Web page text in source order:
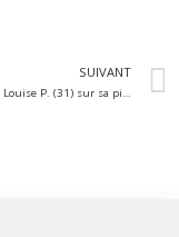
SUIVANT
Avis de Marie Louise P. (31) sur sa piscine BioPoolTech